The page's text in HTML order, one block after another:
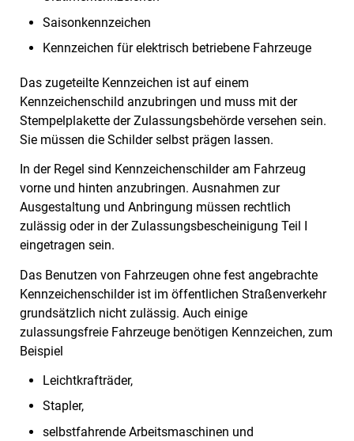
Saisonkennzeichen
Kennzeichen für elektrisch betriebene Fahrzeuge
Das zugeteilte Kennzeichen ist auf einem
Kennzeichenschild anzubringen und muss mit der
Stempelplakette der Zulassungsbehörde versehen sein.
Sie müssen die Schilder selbst prägen lassen.
In der Regel sind Kennzeichenschilder am Fahrzeug
vorne und hinten anzubringen. Ausnahmen zur
Ausgestaltung und Anbringung müssen rechtlich
zulässig oder in der Zulassungsbescheinigung Teil I
eingetragen sein.
Das Benutzen von Fahrzeugen ohne fest angebrachte
Kennzeichenschilder ist im öffentlichen Straßenverkehr
grundsätzlich nicht zulässig. Auch einige
zulassungsfreie Fahrzeuge benötigen Kennzeichen, zum
Beispiel
Leichtkrafträder,
Stapler,
selbstfahrende Arbeitsmaschinen und